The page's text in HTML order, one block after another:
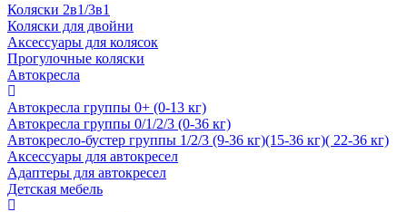
Коляски 2в1/3в1
Коляски для двойни
Аксессуары для колясок
Прогулочные коляски
Автокресла
Автокресла группы 0+ (0-13 кг)
Автокресла группы 0/1/2/3 (0-36 кг)
Автокресло-бустер группы 1/2/3 (9-36 кг)(15-36 кг)( 22-36 кг)
Аксессуары для автокресел
Адаптеры для автокресел
Детская мебель